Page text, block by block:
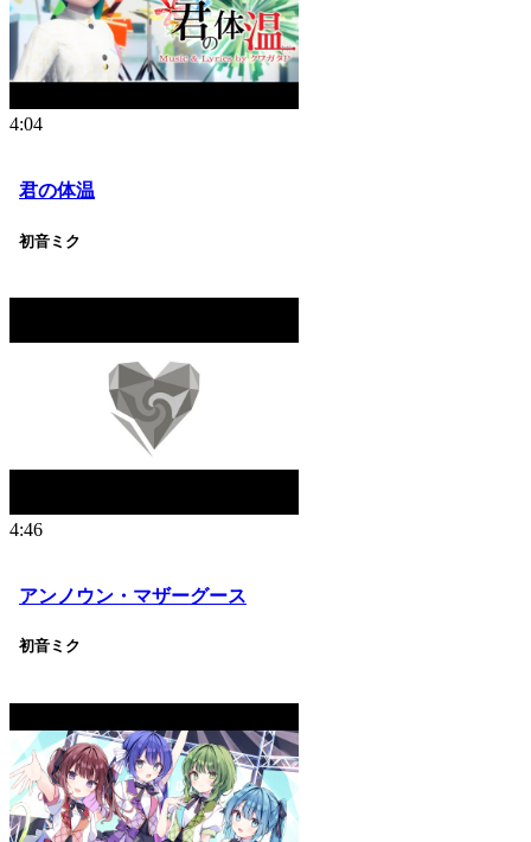
4:04
君の体温
初音ミク
4:46
アンノウン・マザーグース
初音ミク